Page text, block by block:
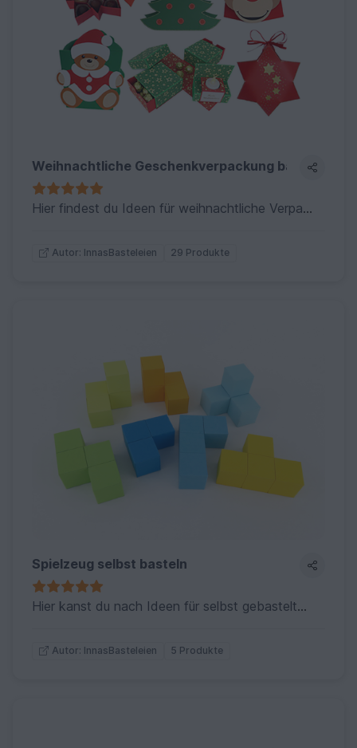
Weihnachtliche Geschenkverpackung basteln
Hier findest du Ideen für weihnachtliche Verpackungen, passend zu jedem Alter, Geschmack und Geschenk.
Autor: InnasBasteleien 29 Produkte
Spielzeug selbst basteln
Hier kanst du nach Ideen für selbst gebasteltes Spielzeug schauen. Außer Papierpuppen: dafür habe ich eine extra Kollektion.
Autor: InnasBasteleien 5 Produkte